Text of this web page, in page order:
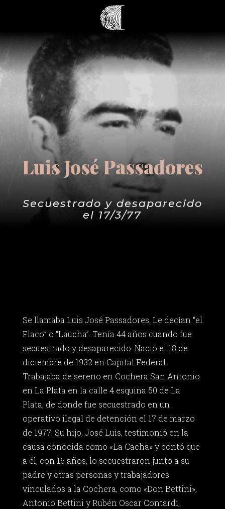
Luis José Passadores
Secuestrado y desaparecido
el 17/3/77
Se llamaba Luis José Passadores. Le decían “el
Flaco” o “Laucha”. Tenía 44 años cuando fue
secuestrado y desaparecido. Nació el 18 de
diciembre de 1932 en Capital Federal.
Trabajaba de sereno en Cochera San Antonio
en La Plata en la calle 4 esquina 50 de La
Plata, de donde fue secuestrado en un
operativo ilegal de detención el 17 de marzo
de 1977. Su hijo, José Luis, testimonió en la
causa conocida como «La Cacha» y contó que
a él, con 16 años, lo secuestraron junto a su
padre y otras personas y trabajadores
vinculados a la Cochera, como «Don Bettini»,
Antonio Bettini y Rubén Oscar Contardi,